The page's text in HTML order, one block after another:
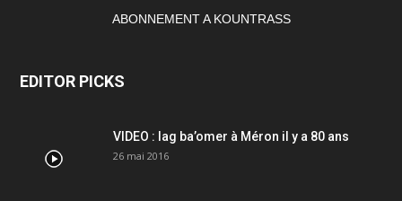
ABONNEMENT A KOUNTRASS
EDITOR PICKS
VIDEO : lag ba’omer à Méron il y a 80 ans
26 mai 2016